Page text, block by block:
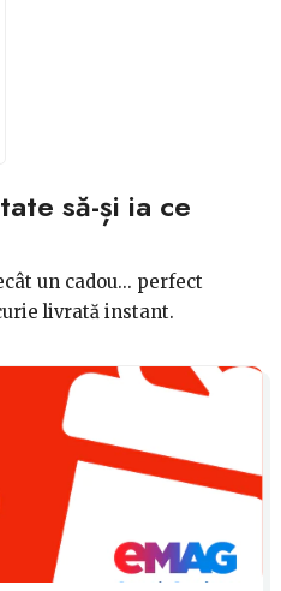
să-și ia ce
un cadou... perfect
livrată instant.